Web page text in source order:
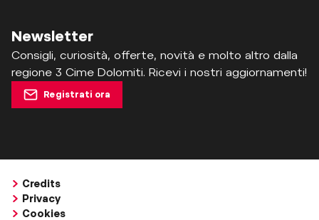
Newsletter
Consigli, curiosità, offerte, novità e molto altro dalla
regione 3 Cime Dolomiti. Ricevi i nostri aggiornamenti!
Registrati ora
Credits
Privacy
Cookies